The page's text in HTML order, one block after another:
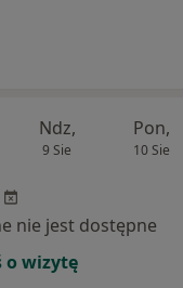
Ndz,
9 Sie
Pon,
10 Sie
nie jest dostępne
o wizytę